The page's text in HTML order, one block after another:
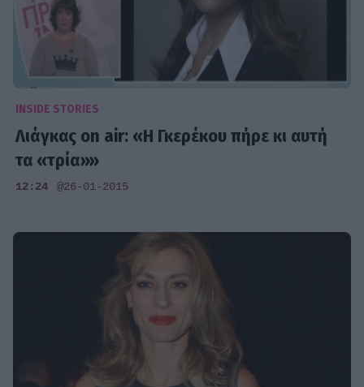
INSIDE STORIES
Λιάγκας on air: «Η Γκερέκου πήρε κι αυτή
τα «τρία»»
12:24 @26-01-2015